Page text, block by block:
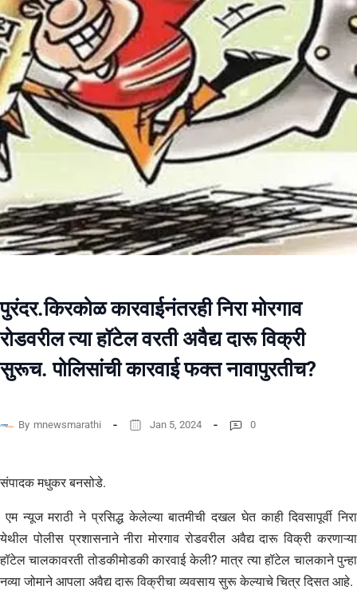
पुरंदर.किरकोळ कारवाईनंतरही निरा मोरगाव
रोडवरील त्या हॉटेल वरती अवैद्य दारू विक्री
सुरूच. पोलिसांची कारवाई फक्त नावापुरतीच?
By mnewsmarathi Jan 5, 2024 0
संपादक मधुकर बनसोडे.
एम न्यूज मराठी ने प्रसिद्ध केलेल्या बातमीची दखल घेत काही दिवसापूर्वी निरा
येथील पोलीस प्रशासनाने नीरा मोरगाव रोडवरील अवैद्य दारू विक्री करणाऱ्या
हॉटेल चालकावरती तोडकीमोडकी कारवाई केली? मात्र त्या हॉटेल चालकाने पुन्हा
नव्या जोमाने आपला अवैद्य दारू विक्रीचा व्यवसाय सुरू केल्याचे चित्र दिसत आहे.